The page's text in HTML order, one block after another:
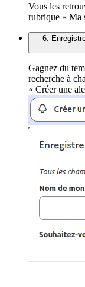
Vous les
rubrique « Ma
6.
Gagnez du
recherche à
« Créer une